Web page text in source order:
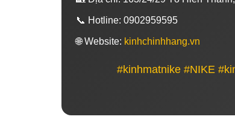
📞 Hotline: 0902959595
🌐 Website: kinhchinhhang.vn
#kinhmatnike #NIKE